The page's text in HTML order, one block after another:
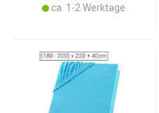
ca. 1-2 Werktage